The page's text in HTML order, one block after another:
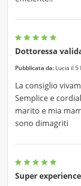
Dottoressa
Pubblicata da: Lucia il
La consiglio
Semplice e
marito e mia
sono dimagriti
Super experience